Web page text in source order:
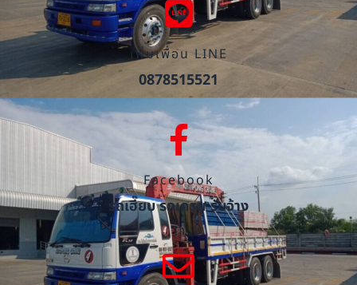
เพิ่มเพื่อน LINE
0878515521
Facebook
รถเฮี๊ยบ รถเครน รับจ้าง